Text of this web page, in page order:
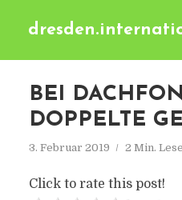
BEI
DOPPELTE
3. Februar 2019 2 Min.
Click to rate this post!